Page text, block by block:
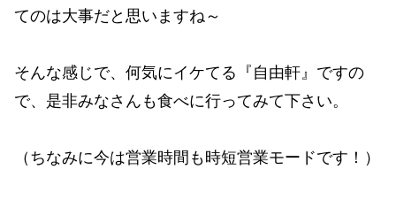
てのは大事だと思いますね～
そんな感じで、何気にイケてる『自由軒』ですの
で、是非みなさんも食べに行ってみて下さい。
（ちなみに今は営業時間も時短営業モードです！）